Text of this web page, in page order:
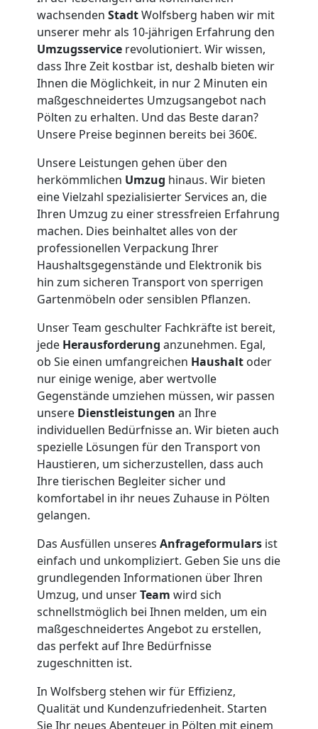
wachsenden StadtWolfsberg haben wir mit
unserer mehr als 10-jährigen Erfahrung den
Umzugsservice revolutioniert. Wir wissen,
dass Ihre Zeit kostbar ist, deshalb bieten wir
Ihnen die Möglichkeit, in nur 2 Minuten ein
maßgeschneidertes Umzugsangebot nach
Pölten zu erhalten. Und das Beste daran?
Unsere Preise beginnen bereits bei 360€.
Unsere Leistungen gehen über den
herkömmlichen Umzug hinaus. Wir bieten
eine Vielzahl spezialisierter Services an, die
Ihren Umzug zu einer stressfreien Erfahrung
machen. Dies beinhaltet alles von der
professionellen Verpackung Ihrer
Haushaltsgegenstände und Elektronik bis
hin zum sicheren Transport von sperrigen
Gartenmöbeln oder sensiblen Pflanzen.
Unser Team geschulter Fachkräfte ist bereit,
jede Herausforderung anzunehmen. Egal,
ob Sie einen umfangreichen Haushalt oder
nur einige wenige, aber wertvolle
Gegenstände umziehen müssen, wir passen
unsere Dienstleistungen an Ihre
individuellen Bedürfnisse an. Wir bieten auch
spezielle Lösungen für den Transport von
Haustieren, um sicherzustellen, dass auch
Ihre tierischen Begleiter sicher und
komfortabel in ihr neues Zuhause in Pölten
gelangen.
Das Ausfüllen unseres Anfrageformulars ist
einfach und unkompliziert. Geben Sie uns die
grundlegenden Informationen über Ihren
Umzug, und unserTeam wird sich
schnellstmöglich bei Ihnen melden, um ein
maßgeschneidertes Angebot zu erstellen,
das perfekt auf Ihre Bedürfnisse
zugeschnitten ist.
In Wolfsberg stehen wir für Effizienz,
Qualität und Kundenzufriedenheit. Starten
Sie Ihr neues Abenteuer in Pölten mit einem
Qualitäts-
Umzüge
Wolfsberg
Vereinsumzug
Wolfsberg
Anfrage
Möbeltransport
National
Möbeltransport
International
Beiladung
National
Beiladung
International
Internationaler
Umzug